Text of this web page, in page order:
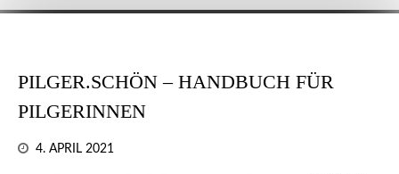
PILGER.SCHÖN – HANDBUCH FÜR
PILGERINNEN
4. APRIL 2021